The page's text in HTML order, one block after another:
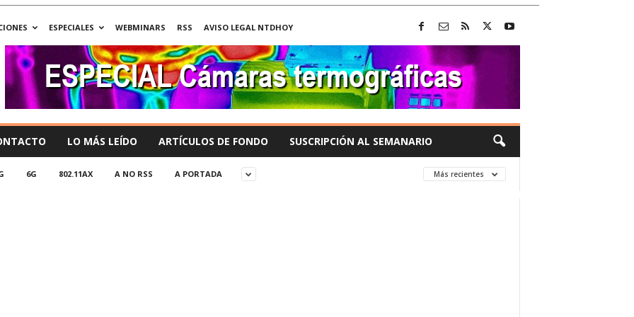
ESPECIALES WEBMINARS RSS
AVISO LEGAL NTDHOY
LO MÁS LEÍDO ARTÍCULOS DE FONDO SUSCRIPCIÓN AL SEMANARIO
6G 802.11AX A NO RSS A PORTADA Más recientes